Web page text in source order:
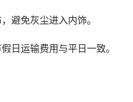
避免灰尘进入内饰。
日运输费用与平日一致。